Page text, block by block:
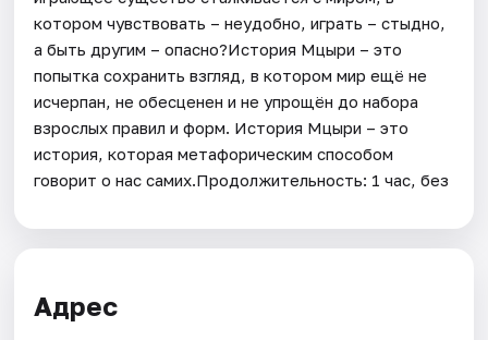
котором чувствовать – неудобно, играть – стыдно,
а быть другим – опасно?История Мцыри – это
попытка сохранить взгляд, в котором мир ещё не
исчерпан, не обесценен и не упрощён до набора
взрослых правил и форм. История Мцыри – это
история, которая метафорическим способом
говорит о нас самих.Продолжительность: 1 час, без
Адрес